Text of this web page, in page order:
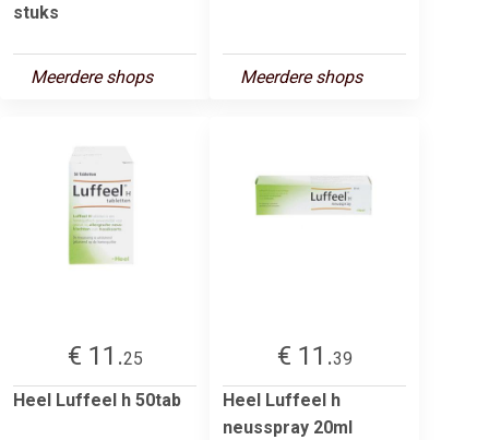
stuks
Meerdere shops Meerdere shops
€ 11.25
Heel Luffeel h 50tab
€ 11.39
Heel Luffeel h
neusspray 20ml